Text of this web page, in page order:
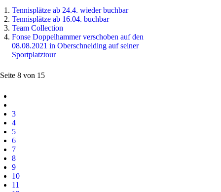
Tennisplätze ab 24.4. wieder buchbar
Tennisplätze ab 16.04. buchbar
Team Collection
Fonse Doppelhammer verschoben auf den
08.08.2021 in Oberschneiding auf seiner
Sportplatztour
Seite 8 von 15
3
4
5
6
7
8
9
10
11